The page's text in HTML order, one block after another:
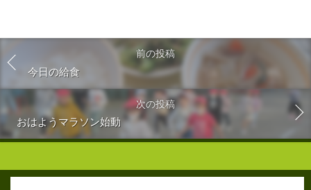
前の投稿
今日の給食
次の投稿
おはようマラソン始動